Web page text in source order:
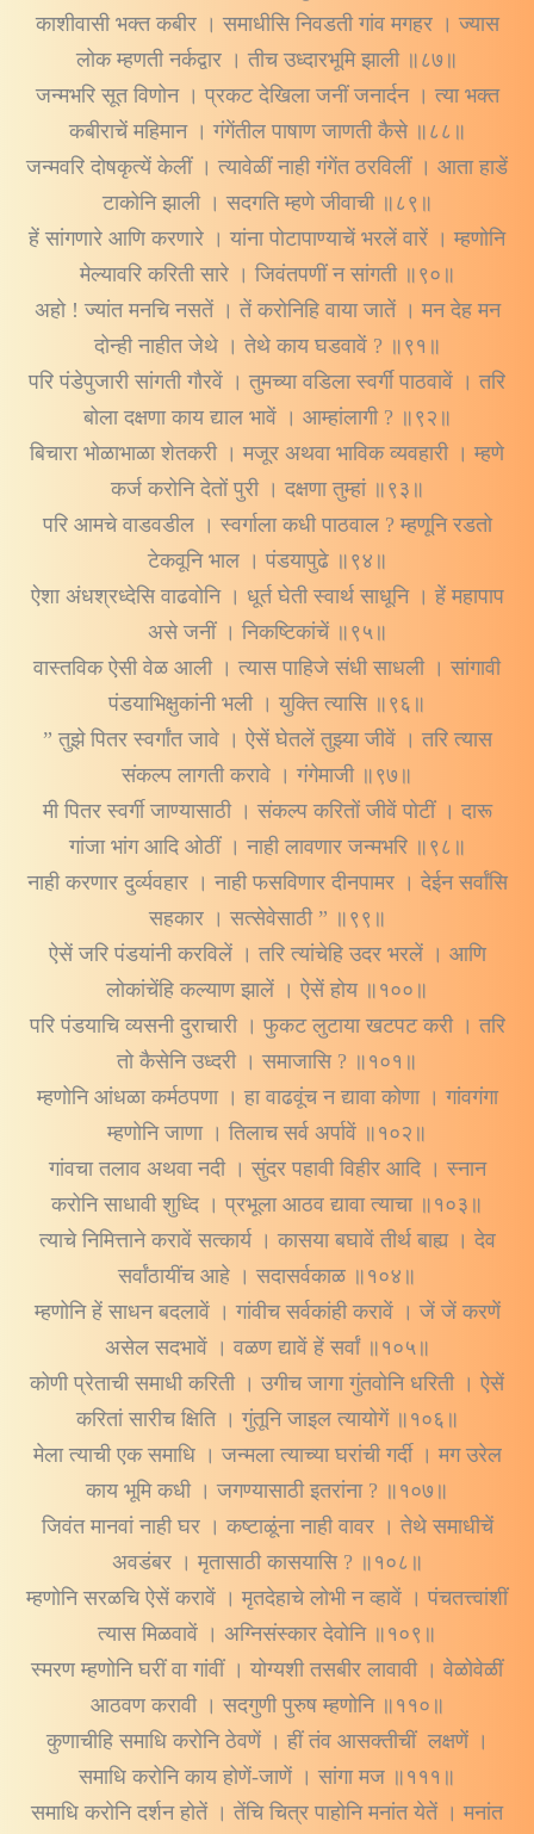
काशीवासी भक्त कबीर । समाधीसि निवडती गांव मगहर । ज्यास
लोक म्हणती नर्कद्वार । तीच उध्दारभूमि झाली ॥८७॥
जन्मभरि सूत विणोन । प्रकट देखिला जनीं जनार्दन । त्या भक्त
कबीराचें महिमान । गंगेंतील पाषाण जाणती कैसे ॥८८॥
जन्मवरि दोषकृत्यें केलीं । त्यावेळीं नाही गंगेंत ठरविलीं । आता हाडें
टाकोनि झाली । सदगति म्हणे जीवाची ॥८९॥
हें सांगणारे आणि करणारे । यांना पोटापाण्याचें भरलें वारें । म्हणोनि
मेल्यावरि करिती सारे । जिवंतपणीं न सांगती ॥९०॥
अहो ! ज्यांत मनचि नसतें । तें करोनिहि वाया जातें । मन देह मन
दोन्ही नाहीत जेथे । तेथे काय घडवावें ? ॥९१॥
परि पंडेपुजारी सांगती गौरवें । तुमच्या वडिला स्वर्गीं पाठवावें । तरि
बोला दक्षणा काय द्याल भावें । आम्हांलागी ? ॥९२॥
बिचारा भोळाभाळा शेतकरी । मजूर अथवा भाविक व्यवहारी । म्हणे
कर्ज करोनि देतों पुरी । दक्षणा तुम्हां ॥९३॥
परि आमचे वाडवडील । स्वर्गाला कधी पाठवाल ? म्हणूनि रडतो
टेकवूनि भाल । पंडयापुढे ॥९४॥
ऐशा अंधश्रध्देसि वाढवोनि । धूर्त घेती स्वार्थ साधूनि । हें महापाप
असे जनीं । निकष्टिकांचें ॥९५॥
वास्तविक ऐसी वेळ आली । त्यास पाहिजे संधी साधली । सांगावी
पंडयाभिक्षुकांनी भली । युक्ति त्यासि ॥९६॥
” तुझे पितर स्वर्गांत जावे । ऐसें घेतलें तुझ्या जीवें । तरि त्यास
संकल्प लागती करावे । गंगेमाजी ॥९७॥
मी पितर स्वर्गी जाण्यासाठी । संकल्प करितों जीवें पोटीं । दारू
गांजा भांग आदि ओठीं । नाही लावणार जन्मभरि ॥९८॥
नाही करणार दुर्व्यवहार । नाही फसविणार दीनपामर । देईन सर्वांसि
सहकार । सत्सेवेसाठी ” ॥९९॥
ऐसें जरि पंडयांनी करविलें । तरि त्यांचेहि उदर भरलें । आणि
लोकांचेंहि कल्याण झालें । ऐसें होय ॥१००॥
परि पंडयाचि व्यसनी दुराचारी । फुकट लुटाया खटपट करी । तरि
तो कैसेनि उध्दरी । समाजासि ? ॥१०१॥
म्हणोनि आंधळा कर्मठपणा । हा वाढवूंच न द्यावा कोणा । गांवगंगा
म्हणोनि जाणा । तिलाच सर्व अर्पावें ॥१०२॥
गांवचा तलाव अथवा नदी । सुंदर पहावी विहीर आदि । स्नान
करोनि साधावी शुध्दि । प्रभूला आठव द्यावा त्याचा ॥१०३॥
त्याचे निमित्ताने करावें सत्कार्य । कासया बघावें तीर्थ बाह्य । देव
सर्वांठायींच आहे । सदासर्वकाळ ॥१०४॥
म्हणोनि हें साधन बदलावें । गांवीच सर्वकांही करावें । जें जें करणें
असेल सदभावें । वळण द्यावें हें सर्वां ॥१०५॥
कोणी प्रेताची समाधी करिती । उगीच जागा गुंतवोनि धरिती । ऐसें
करितां सारीच क्षिति । गुंतूनि जाइल त्यायोगें ॥१०६॥
मेला त्याची एक समाधि । जन्मला त्याच्या घरांची गर्दी । मग उरेल
काय भूमि कधी । जगण्यासाठी इतरांना ? ॥१०७॥
जिवंत मानवां नाही घर । कष्टाळूंना नाही वावर । तेथे समाधीचें
अवडंबर । मृतासाठी कासयासि ? ॥१०८॥
म्हणोनि सरळचि ऐसें करावें । मृतदेहाचे लोभी न व्हावें । पंचतत्त्वांशीं
त्यास मिळवावें । अग्निसंस्कार देवोनि ॥१०९॥
स्मरण म्हणोनि घरीं वा गांवीं । योग्यशी तसबीर लावावी । वेळोवेळीं
आठवण करावी । सदगुणी पुरुष म्हणोनि ॥११०॥
कुणाचीहि समाधि करोनि ठेवणें । हीं तंव आसक्तीचीं लक्षणें ।
समाधि करोनि काय होणें-जाणें । सांगा मज ॥१११॥
समाधि करोनि दर्शन होतें । तेंचि चित्र पाहोनि मनांत येतें । मनांत